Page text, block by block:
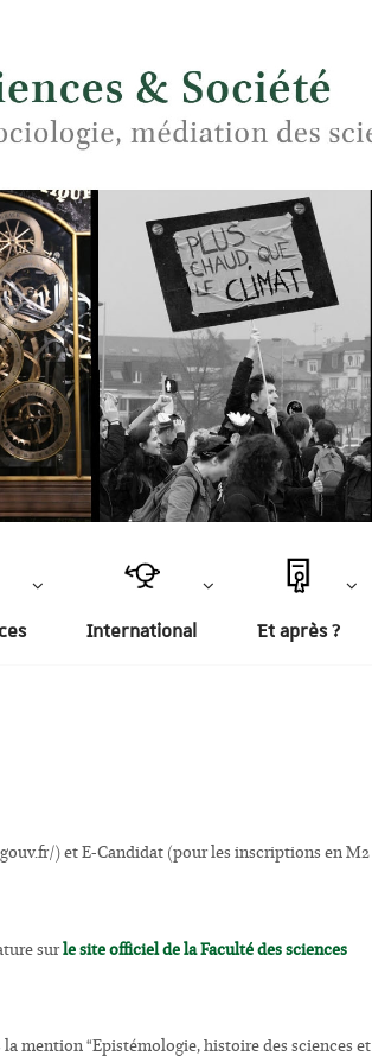
International Et après ?
) et E-Candidat (pour les inscriptions en M2
surle site officiel de la Faculté des sciences
mention “Epistémologie, histoire des sciences et